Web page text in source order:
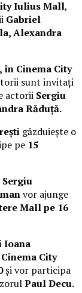
Iulius Mall,
Gabriel
Alexandra
în Cinema City
sunt invitați
actorii Sergiu
Răduță.
găzduiește o
pe 15
Sergiu
vor ajunge
Mall pe 16
Ioana
Cinema City
și vor participa
Paul Decu.